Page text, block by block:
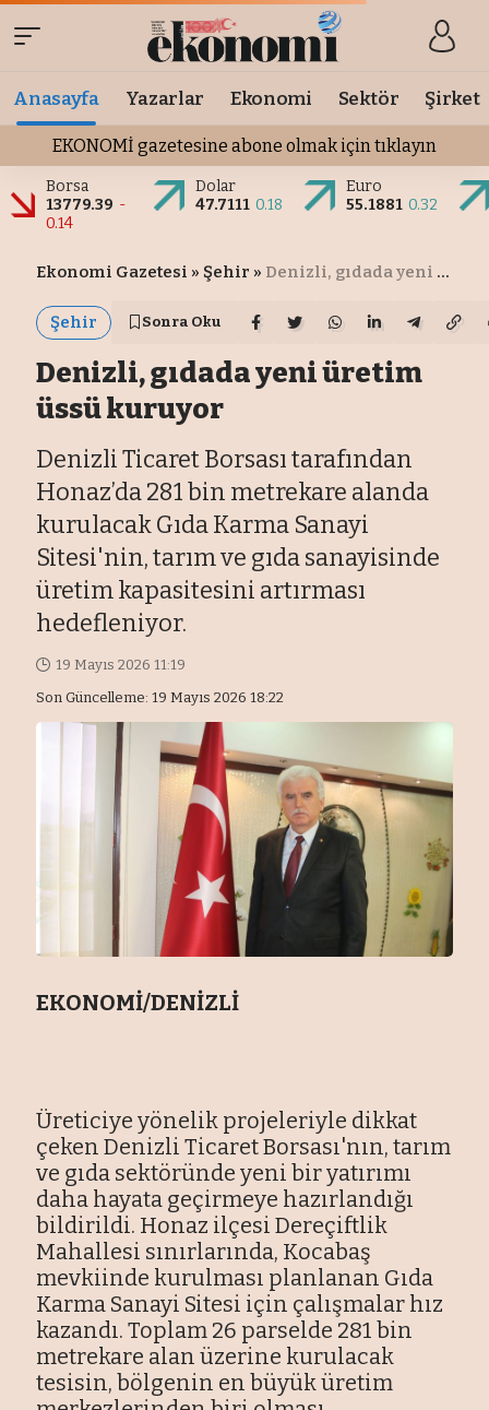
Anasayfa Yazarlar Ekonomi Sektör Şirket
EKONOMİ gazetesine abone olmak için tıklayın
Borsa
13779.39 -
0.14
Dolar
47.7111 0.18
Euro
55.1881 0.32
Ekonomi Gazetesi » Şehir » Denizli, gıdada yeni üretim üssü kuruyor
Şehir Sonra Oku
Denizli, gıdada yeni üretim
üssü kuruyor
Denizli Ticaret Borsası tarafından
Honaz’da 281 bin metrekare alanda
kurulacak Gıda Karma Sanayi
Sitesi'nin, tarım ve gıda sanayisinde
üretim kapasitesini artırması
hedefleniyor.
Son Güncelleme: 19 Mayıs 2026 18:22
19 Mayıs 2026 11:19
EKONOMİ/DENİZLİ
Üreticiye yönelik projeleriyle dikkat
çeken Denizli Ticaret Borsası'nın, tarım
ve gıda sektöründe yeni bir yatırımı
daha hayata geçirmeye hazırlandığı
bildirildi. Honaz ilçesi Dereçiftlik
Mahallesi sınırlarında, Kocabaş
mevkiinde kurulması planlanan Gıda
Karma Sanayi Sitesi için çalışmalar hız
kazandı. Toplam 26 parselde 281 bin
metrekare alan üzerine kurulacak
tesisin, bölgenin en büyük üretim